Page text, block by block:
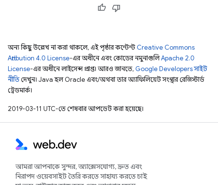
অন্য কিছু উল্লেখ না করা থাকলে, এই পৃষ্ঠার কন্টেন্ট Creative Commons
Attribution 4.0 License-এর অধীনে এবং কোডের নমুনাগুলিApache 2.0
License-এর অধীনে লাইসেন্স প্রাপ্ত। আরও জানতে, Google Developers সাইট
নীতিদেখুন। Java হল Oracle এবং/অথবা তার অ্যাফিলিয়েট সংস্থার রেজিস্টার্ড
ট্রেডমার্ক।
2019-03-11 UTC-তে শেষবার আপডেট করা হয়েছে।
আমরা আপনাকে সুন্দর, অ্যাক্সেসযোগ্য, দ্রুত এবং
নিরাপদ ওয়েবসাইট তৈরি করতে সাহায্য করতে চাই